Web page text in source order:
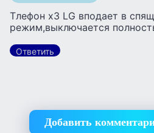
Тлефон x3 LG вподает в
режим,выключается
Ответить
Добавить